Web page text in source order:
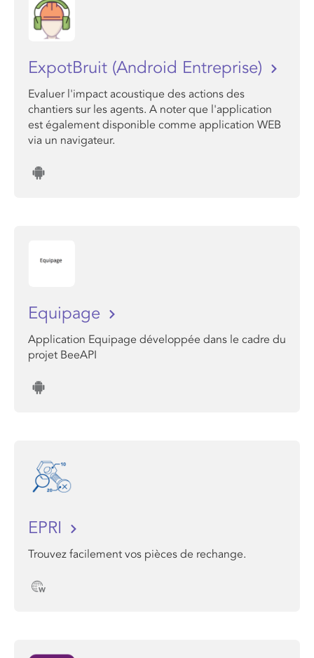
ExpotBruit (Android Entreprise)
Evaluer l'impact acoustique des actions des
chantiers sur les agents. A noter que l'application
est également disponible comme application WEB
via un navigateur.
Equipage
Application Equipage développée dans le cadre du
projet BeeAPI
EPRI
Trouvez facilement vos pièces de rechange.